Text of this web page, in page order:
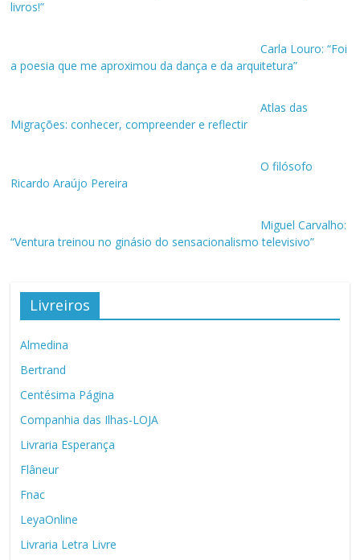
livros!”
Carla Louro: “Foi
a poesia que me aproximou da dança e da arquitetura”
Atlas das
Migrações: conhecer, compreender e reflectir
O filósofo
Ricardo Araújo Pereira
Miguel Carvalho:
“Ventura treinou no ginásio do sensacionalismo televisivo”
Livreiros
Almedina
Bertrand
Centésima Página
Companhia das Ilhas-LOJA
Livraria Esperança
Flâneur
Fnac
LeyaOnline
Livraria Letra Livre